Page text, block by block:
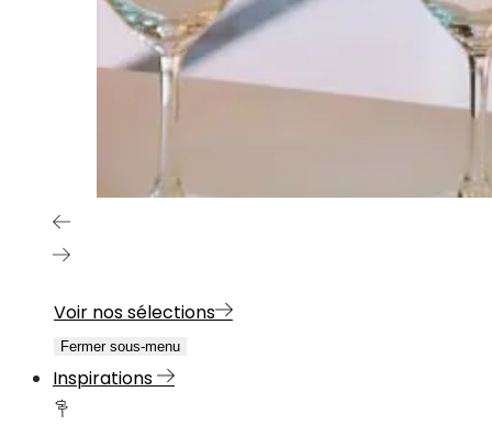
Voir nos sélections
Fermer sous-menu
Inspirations